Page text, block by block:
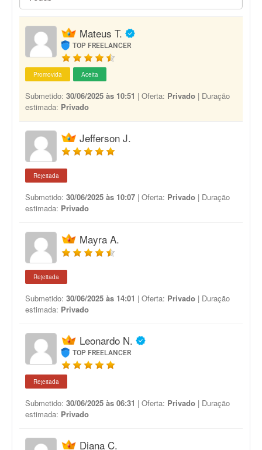
Mateus T.
TOP FREELANCER
Promovida Aceita
Submetido: 30/06/2025 às 10:51 | Oferta: Privado | Duração
estimada: Privado
Jefferson J.
Rejeitada
Submetido: 30/06/2025 às 10:07 | Oferta: Privado | Duração
estimada: Privado
Mayra A.
Rejeitada
Submetido: 30/06/2025 às 14:01 | Oferta: Privado | Duração
estimada: Privado
Leonardo N.
TOP FREELANCER
Rejeitada
Submetido: 30/06/2025 às 06:31 | Oferta: Privado | Duração
estimada: Privado
Diana C.